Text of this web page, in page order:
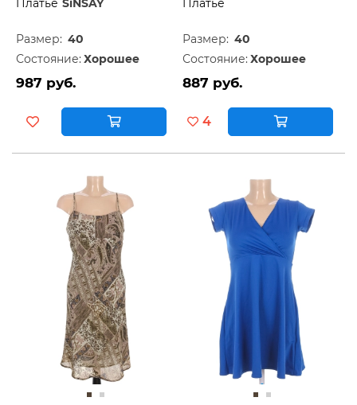
Платье SiNSAY
Размер: 40
Состояние: Хорошее
987 руб.
Платье
Размер: 40
Состояние: Хорошее
887 руб.
4